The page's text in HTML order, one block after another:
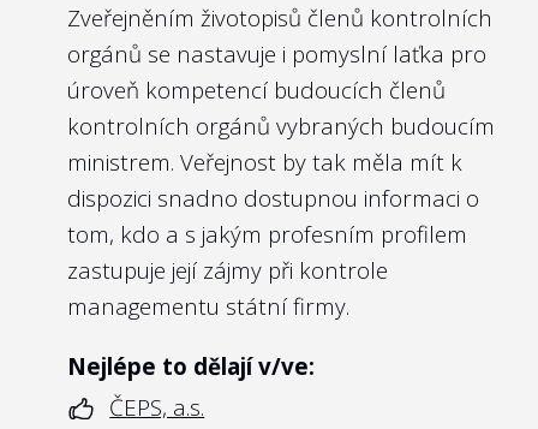
Zveřejněním životopisů členů kontrolních
orgánů se nastavuje i pomyslní laťka pro
úroveň kompetencí budoucích členů
kontrolních orgánů vybraných budoucím
ministrem. Veřejnost by tak měla mít k
dispozici snadno dostupnou informaci o
tom, kdo a s jakým profesním profilem
zastupuje její zájmy při kontrole
managementu státní firmy.
Nejlépe to dělají v/ve:
ČEPS, a.s.